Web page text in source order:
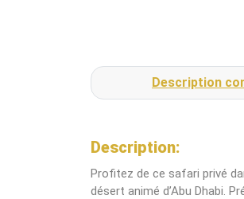
Description
Description:
Profitez de ce safari privé
désert animé d’Abu Dhabi.